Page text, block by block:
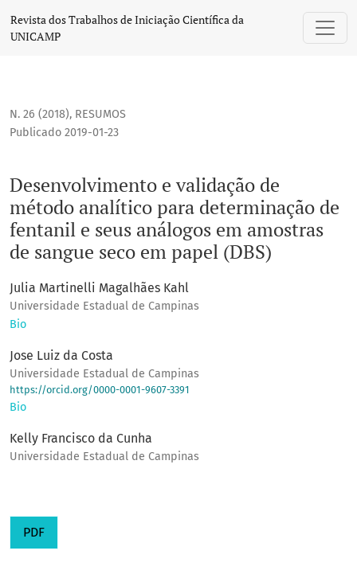
Desenvolvimento e validação de método analítico para
Revista dos Trabalhos de Iniciação Científica da
UNICAMP
N. 26 (2018), RESUMOS
Desenvolvimento e validação de
método analítico para determinação de
fentanil e seus análogos em amostras
de sangue seco em papel (DBS)
Publicado 2019-01-23
Julia Martinelli Magalhães Kahl
Universidade Estadual de Campinas
Bio
Jose Luiz da Costa
Universidade Estadual de Campinas
https://orcid.org/0000-0001-9607-3391
Bio
Kelly Francisco da Cunha
Universidade Estadual de Campinas
PDF